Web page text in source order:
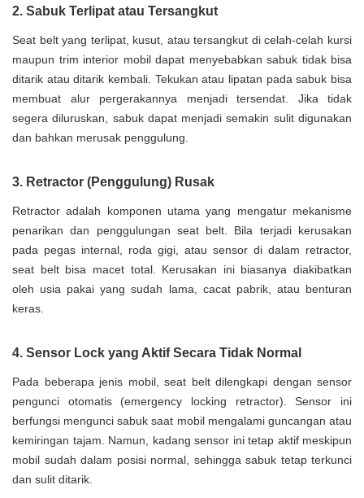
2. Sabuk Terlipat atau Tersangkut
Seat belt yang terlipat, kusut, atau tersangkut di celah-celah kursi
maupun trim interior mobil dapat menyebabkan sabuk tidak bisa
ditarik atau ditarik kembali. Tekukan atau lipatan pada sabuk bisa
membuat alur pergerakannya menjadi tersendat. Jika tidak
segera diluruskan, sabuk dapat menjadi semakin sulit digunakan
dan bahkan merusak penggulung.
3. Retractor (Penggulung) Rusak
Retractor adalah komponen utama yang mengatur mekanisme
penarikan dan penggulungan seat belt. Bila terjadi kerusakan
pada pegas internal, roda gigi, atau sensor di dalam retractor,
seat belt bisa macet total. Kerusakan ini biasanya diakibatkan
oleh usia pakai yang sudah lama, cacat pabrik, atau benturan
keras.
4. Sensor Lock yang Aktif Secara Tidak Normal
Pada beberapa jenis mobil, seat belt dilengkapi dengan sensor
pengunci otomatis (emergency locking retractor). Sensor ini
berfungsi mengunci sabuk saat mobil mengalami guncangan atau
kemiringan tajam. Namun, kadang sensor ini tetap aktif meskipun
mobil sudah dalam posisi normal, sehingga sabuk tetap terkunci
dan sulit ditarik.